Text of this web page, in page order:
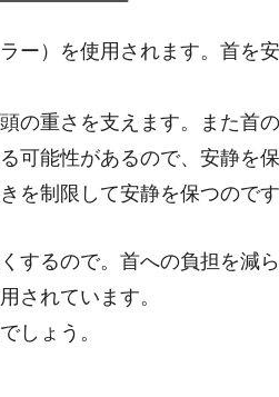
ー）を使用されます。首を
の重さを支えます。また首
可能性があるので、安静を
を制限して安静を保つのです
するので。首への負担を減
されています。
しょう。